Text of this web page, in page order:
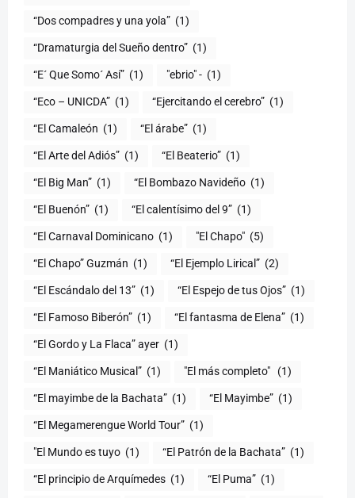
“Dos compadres y una yola” (1)
“Dramaturgia del Sueño dentro” (1)
“E´ Que Somo´ Así” (1) "ebrio" - (1)
“Eco – UNICDA” (1) “Ejercitando el cerebro” (1)
“El Camaleón (1) “El árabe” (1)
“El Arte del Adiós” (1) “El Beaterio” (1)
“El Big Man” (1) “El Bombazo Navideño (1)
“El Buenón” (1) “El calentísimo del 9” (1)
“El Carnaval Dominicano (1) "El Chapo" (5)
“El Chapo” Guzmán (1) “El Ejemplo Lirical” (2)
“El Escándalo del 13” (1) “El Espejo de tus Ojos” (1)
“El Famoso Biberón” (1) “El fantasma de Elena” (1)
“El Gordo y La Flaca” ayer (1)
“El Maniático Musical” (1) "El más completo" ​ (1)
“El mayimbe de la Bachata” (1) “El Mayimbe” (1)
“El Megamerengue World Tour” (1)
"El Mundo es tuyo (1) “El Patrón de la Bachata” (1)
“El principio de Arquímedes (1) “El Puma” (1)